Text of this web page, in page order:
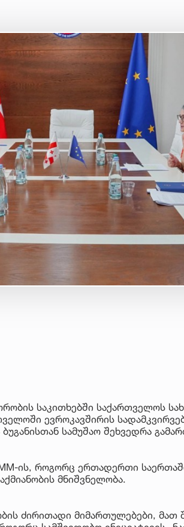
საკითხებში საქართველოს
ევროკავშირის
სამუშაო შეხვედრა
ის, როგორც ერთადერთი
მნიშვნელობა.
ძირითადი მიმართულებები, მათ